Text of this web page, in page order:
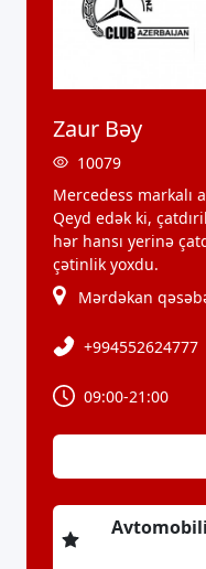
Zaur Bəy
10079
Mercedess markalı
Qeyd edək ki,
hər hansı yerinə
çətinlik yoxdu.
Mərdəkan
+994552624777
09:00-21:00